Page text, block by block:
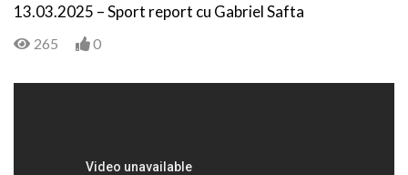
13.03.2025 – Sport report cu Gabriel Safta
265 0